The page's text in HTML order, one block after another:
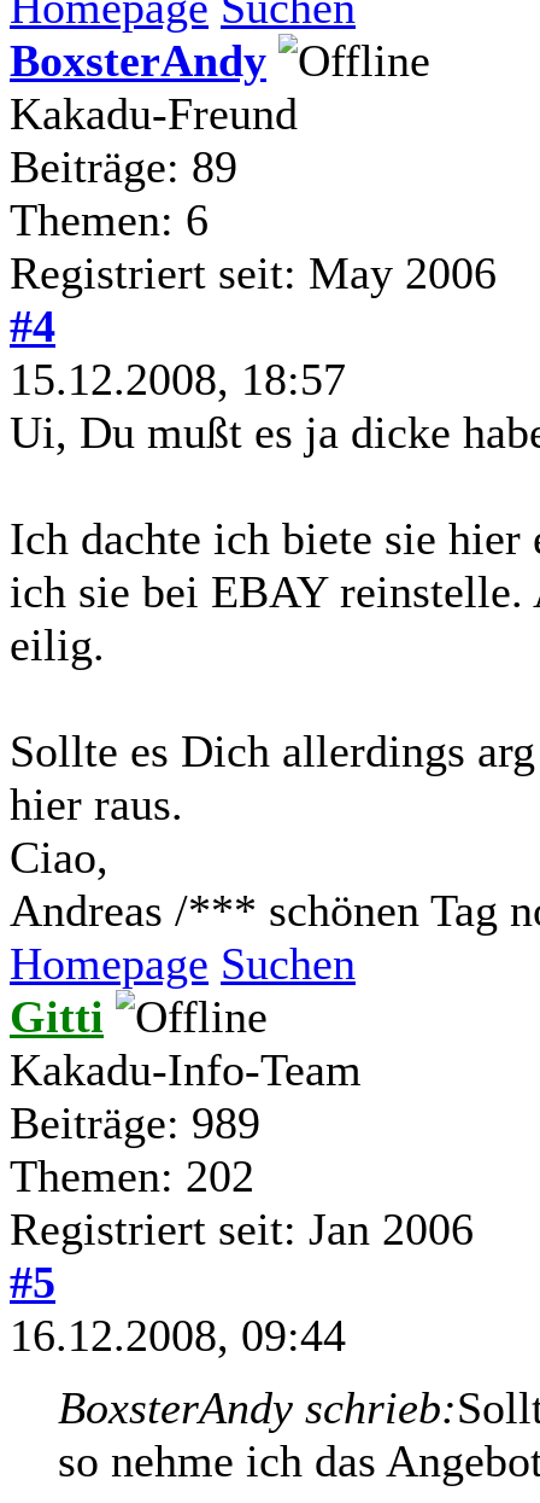
BoxsterAndy
Kakadu-Freund
Beiträge: 89
Themen: 6
Registriert seit: May 2006
#4
15.12.2008, 18:57
Ui, Du mußt es ja dicke
Ich dachte ich biete sie
ich sie bei EBAY
eilig.
Sollte es Dich allerdings
hier raus.
Ciao,
Andreas /*** schönen Tag
Homepage Suchen
Gitti
Kakadu-Info-Team
Beiträge: 989
Themen: 202
Registriert seit: Jan 2006
#5
16.12.2008, 09:44
BoxsterAndy schrieb:
so nehme ich das